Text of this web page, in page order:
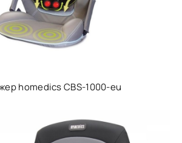
homedics CBS-1000-eu